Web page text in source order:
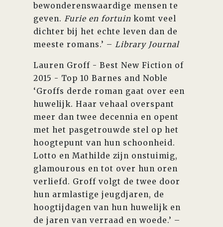
bewonderenswaardige mensen te
geven. Furie en fortuinkomt veel
dichter bij het echte leven dan de
meeste romans.’ – Library Journal
Lauren Groff - Best New Fiction of
2015 - Top 10 Barnes and Noble
‘Groffs derde roman gaat over een
huwelijk. Haar vehaal overspant
meer dan twee decennia en opent
met het pasgetrouwde stel op het
hoogtepunt van hun schoonheid.
Lotto en Mathilde zijn onstuimig,
glamourous en tot over hun oren
verliefd. Groff volgt de twee door
hun armlastige jeugdjaren, de
hoogtijdagen van hun huwelijk en
de jaren van verraad en woede.’ –